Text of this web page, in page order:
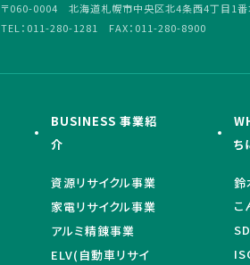
〒060-0004 北海道札幌市中央区北4条西4丁目1
TEL：011-280-1281 FAX：011-280-8900
BUSINESS 事業紹
介
資源リサイクル事業
家電リサイクル事業
アルミ精錬事業
ELV(自動車リサイ
ち
鈴
こ